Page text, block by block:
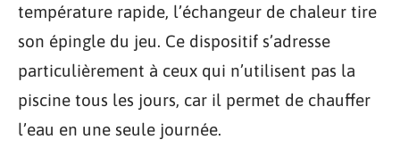
température rapide, l’échangeur de chaleur tire
son épingle du jeu. Ce dispositif s’adresse
particulièrement à ceux qui n’utilisent pas la
piscine tous les jours, car il permet de chauffer
l’eau en une seule journée.